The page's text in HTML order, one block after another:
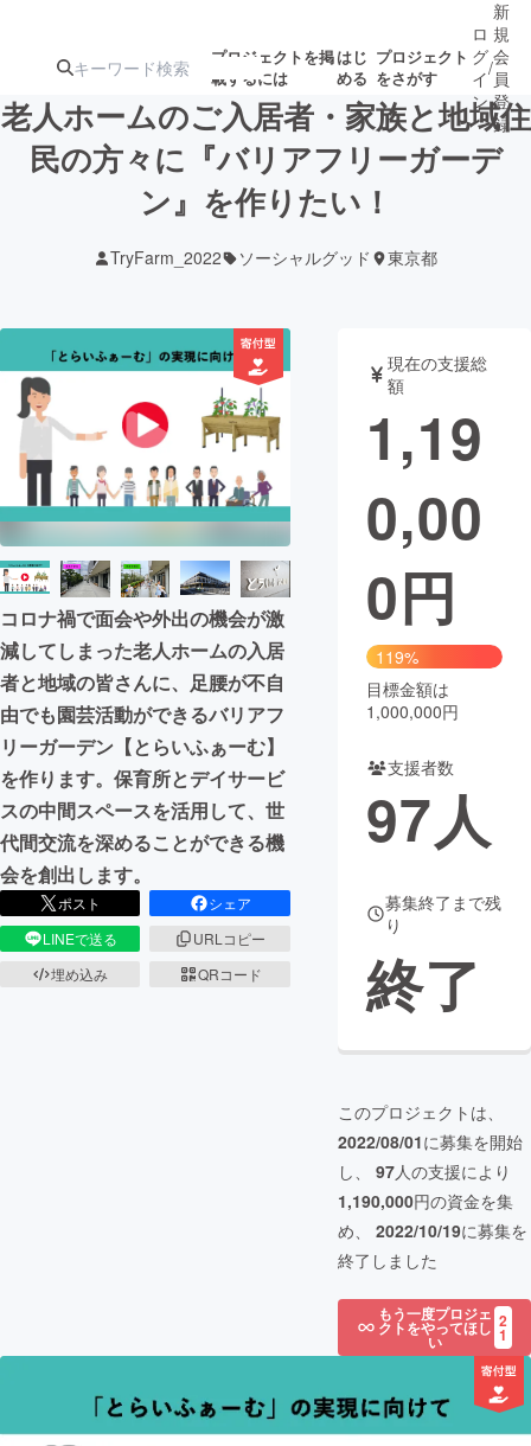
プロジェクトを掲
載するには
はじ
める
プロジェクト
をさがす
注目のリ
注目の新着プロ
ジェクト
募集終了が近いプ
テクノロジー・ガジェット
映像・映画 書籍・雑誌
ビジネス・起業 チャレンジ
まちづくり・地域活性化
CAMPFIRE for Social Good
CAMPFIRE Creation
CAMPFIREふるさと納税machi-ya コミュニティ
ロ
グ
イ
ン
/
新
規
会
員
登
録
老人ホームのご入居者・家族と地域住
民の方々に『バリアフリーガーデ
ン』を作りたい！
TryFarm_2022 ソーシャルグッド 東京都
コロナ禍で面会や外出の機会が激
減してしまった老人ホームの入居
者と地域の皆さんに、足腰が不自
由でも園芸活動ができるバリアフ
リーガーデン【とらいふぁーむ】
を作ります。保育所とデイサービ
スの中間スペースを活用して、世
代間交流を深めることができる機
会を創出します。
ポスト
シェア
LINEで送る
URLコピー
埋め込み
QRコード
現在の支援総
額
1,19
0,00
0円
119%
目標金額は
1,000,000円
支援者数
97人
募集終了まで残
り
終了
このプロジェクトは、
2022/08/01に募集を開始
し、 97人の支援により
1,190,000円の資金を集
め、 2022/10/19に募集を
終了しました
もう一度プロジェ
クトをやってほし
い
2
1